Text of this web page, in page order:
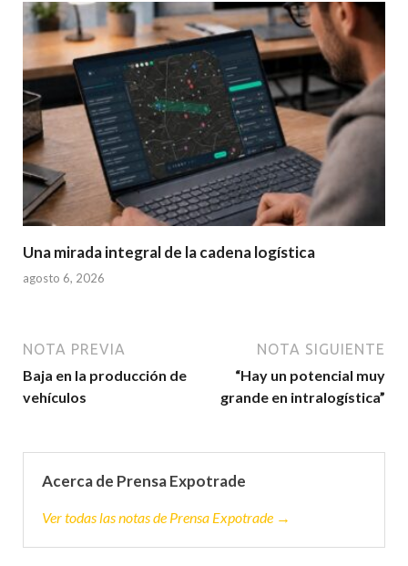
Una mirada integral de la cadena logística
agosto 6, 2026
NOTA PREVIA
Baja en la producción de
vehículos
NOTA SIGUIENTE
“Hay un potencial muy
grande en intralogística”
Acerca de Prensa Expotrade
Ver todas las notas de Prensa Expotrade →